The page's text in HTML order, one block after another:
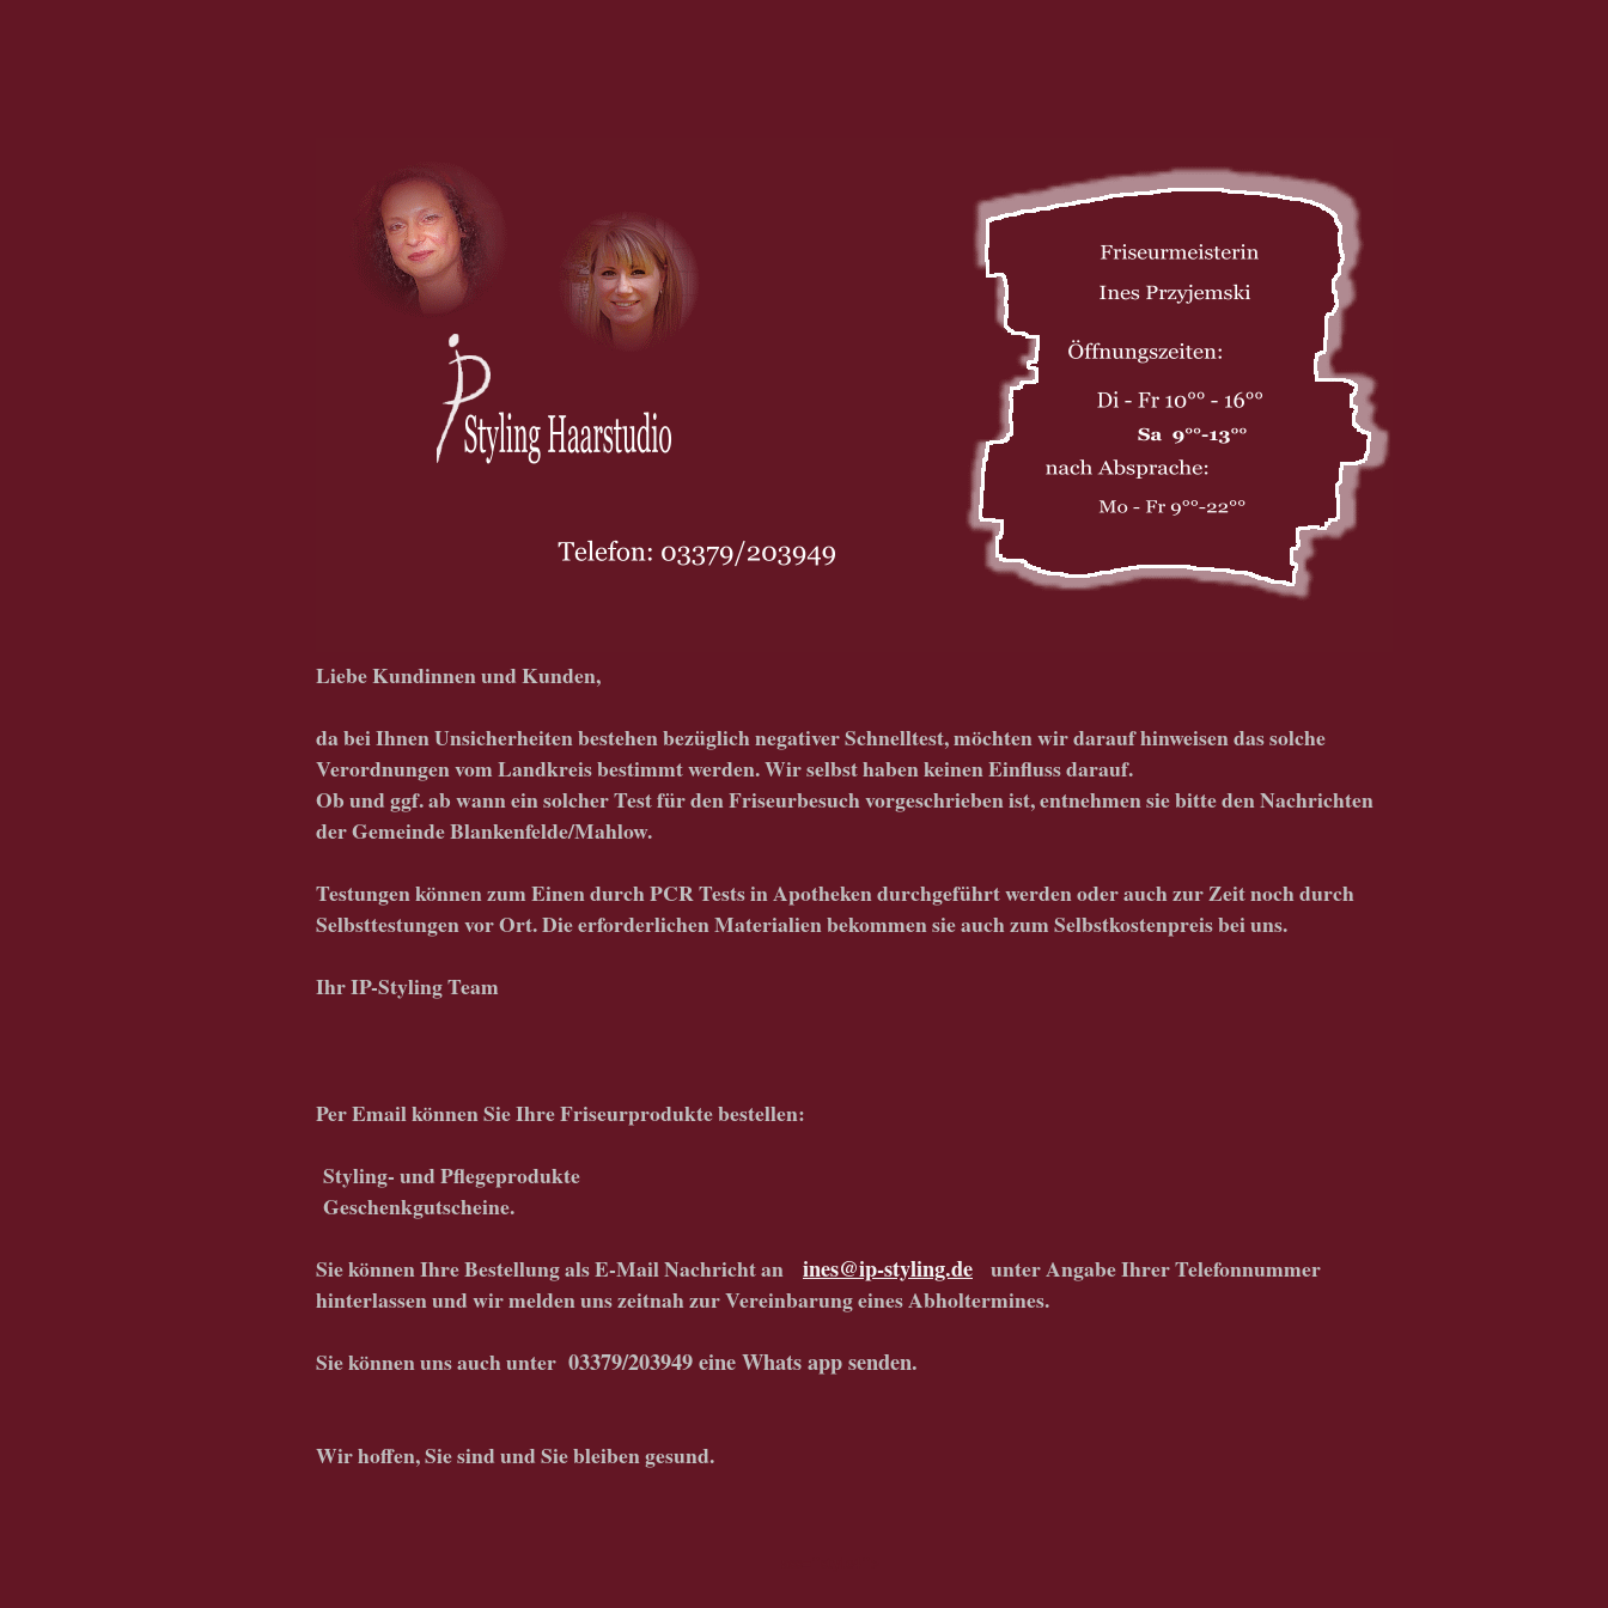
Liebe Kundinnen und Kunden,
da bei Ihnen Unsicherheiten bestehen bezüglich negativer Schnelltest, möchten wir darauf hinweisen das solche
Verordnungen vom Landkreis bestimmt werden. Wir selbst haben keinen Einfluss darauf.
Ob und ggf. ab wann ein solcher Test für den Friseurbesuch vorgeschrieben ist, entnehmen sie bitte den Nachrichten
der Gemeinde Blankenfelde/Mahlow.
Testungen können zum Einen durch PCR Tests in Apotheken durchgeführt werden oder auch zur Zeit noch durch
Selbsttestungen vor Ort. Die erforderlichen Materialien bekommen sie auch zum Selbstkostenpreis bei uns.
Ihr IP-Styling Team
Per Email können Sie Ihre Friseurprodukte bestellen:
Styling- und Pflegeprodukte
Geschenkgutscheine.
Sie können Ihre Bestellung als E-Mail Nachricht an
ines@ip-styling.de unter Angabe Ihrer Telefonnummer
hinterlassen und wir melden uns zeitnah zur Vereinbarung eines Abholtermines.
Sie können uns auch unter 03379/203949 eine Whats app senden.
Wir hoffen, Sie sind und Sie bleiben gesund.